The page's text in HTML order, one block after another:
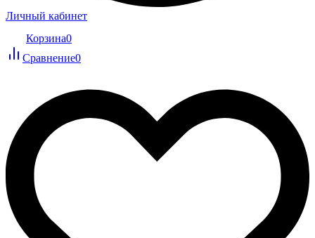
Личный кабинет
Корзина0
Сравнение0